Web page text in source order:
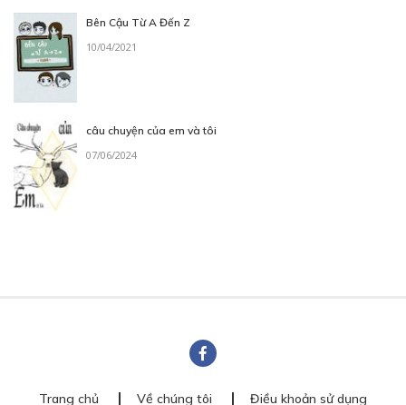
Bên Cậu Từ A Đến Z
10/04/2021
câu chuyện của em và tôi
07/06/2024
Trang chủ Về chúng tôi Điều khoản sử dụng